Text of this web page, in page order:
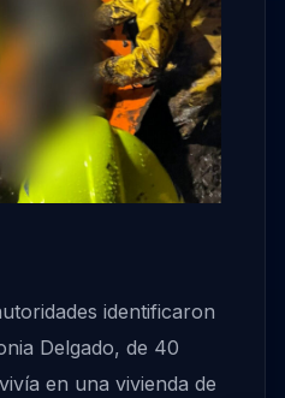
identificaron
Delgado, de 40
en una vivienda de